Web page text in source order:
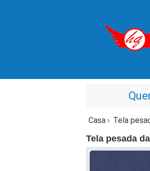
Casa Tela
Tela pesada